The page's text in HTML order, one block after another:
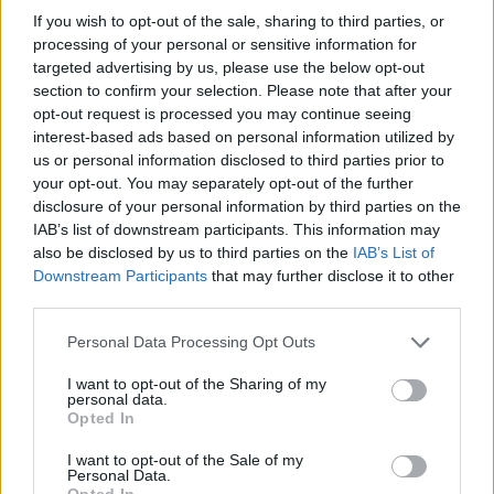
If you wish to opt-out of the sale, sharing to third parties, or
processing of your personal or sensitive information for
targeted advertising by us, please use the below opt-out
section to confirm your selection. Please note that after your
opt-out request is processed you may continue seeing
interest-based ads based on personal information utilized by
us or personal information disclosed to third parties prior to
your opt-out. You may separately opt-out of the further
disclosure of your personal information by third parties on the
IAB’s list of downstream participants. This information may
also be disclosed by us to third parties on the IAB’s List of
Downstream Participants that may further disclose it to other
Please note that this website/app uses one or more Google
not limited to your visit or usage behaviour. You may click to
grant or deny consent to Google and its third-party tags to
use your data for below specified purposes in below Google
consent section.
Personal Data Processing Opt Outs
I want to opt-out of the Sharing of my
personal data.
Opted In
I want to opt-out of the Sale of my
Personal Data.
"Έχουν περάσει 25 χρόνια από τα
μυστηριωδών εξαφανίσεων οδηγεί τον JD
Fenix να συνεχίσει τον θρύλο του πατέρα
του και να αναμετρηθεί με έναν νέο,
τρομακτικό εχθρό"